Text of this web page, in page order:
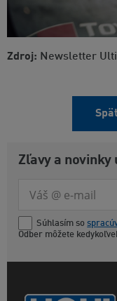
Zdroj: Newsletter
Zľavy a novinky
Súhlasím so
Odber môžete